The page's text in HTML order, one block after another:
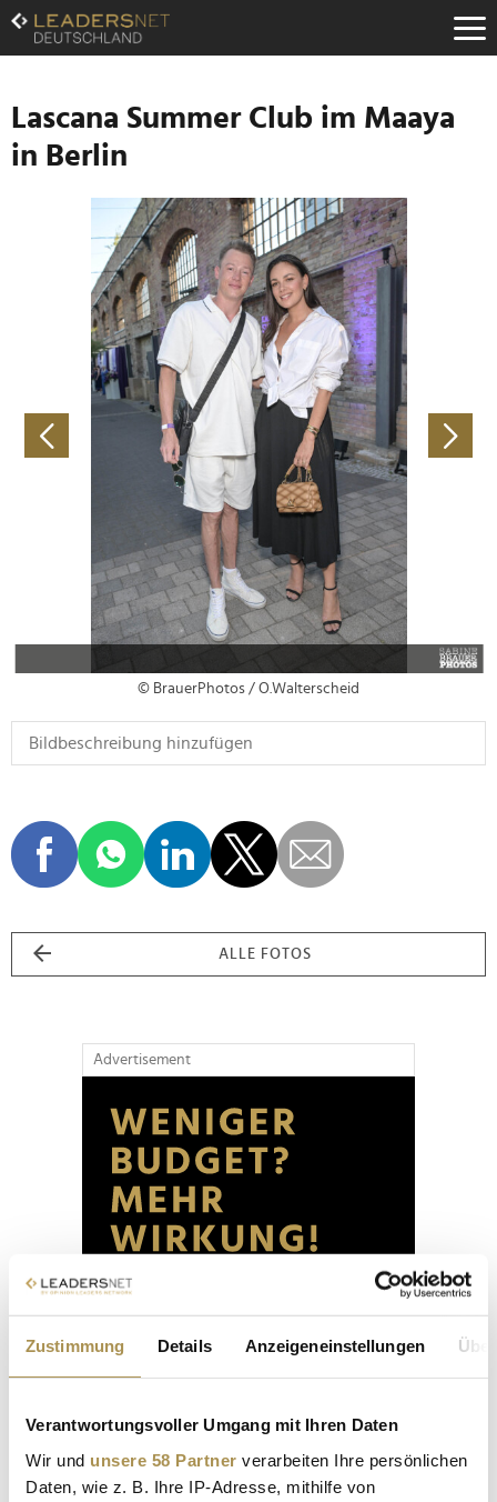
Zustimmung Details Anzeigeneinstellungen
Verantwortungsvoller Umgang mit Ihren Daten
Wir und unsere 58 Partner verarbeiten Ihre persönlichen
Daten, wie z. B. Ihre IP-Adresse, mithilfe von
Zum
Inhalt
Zur
Navigation
Zur
Hauptnavigation
Lascana Summer Club im Maaya
in Berlin
© BrauerPhotos / O.Walterscheid
ALLE FOTOS
Advertisement